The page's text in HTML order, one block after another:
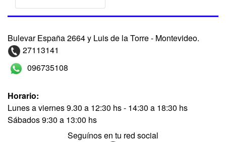
Bulevar España 2664 y Luis de la Torre - Montevideo.
27113141
096735108
Horario:
Lunes a viernes 9.30 a 12:30 hs - 14:30 a 18:30 hs
Sábados 9:30 a 13:00 hs
Seguínos en tu red social